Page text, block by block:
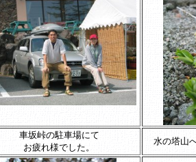
車坂峠の駐車場にて
お疲れ様でした。
水の塔山